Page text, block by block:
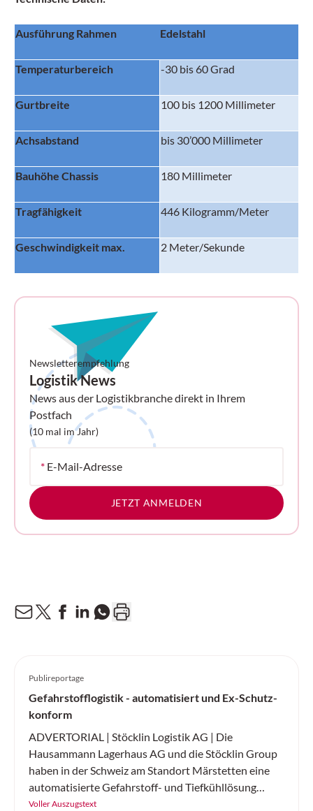
Ausführung Rahmen Edelstahl
Temperaturbereich -30 bis 60 Grad
Gurtbreite 100 bis 1200 Millimeter
Achsabstand bis 30’000 Millimeter
Bauhöhe Chassis 180 Millimeter
Tragfähigkeit 446 Kilogramm/Meter
Geschwindigkeit max. 2 Meter/Sekunde
Newsletterempfehlung
Logistik News
News aus der Logistikbranche direkt in Ihrem
Postfach
(10 mal im Jahr)
* E-Mail-Adresse
JETZT ANMELDEN
Publireportage
Gefahrstofflogistik - automatisiert und Ex-Schutz-
konform
ADVERTORIAL | Stöcklin Logistik AG | Die
Hausammann Lagerhaus AG und die Stöcklin Group
haben in der Schweiz am Standort Märstetten eine
automatisierte Gefahrstoff- und Tiefkühllösung
realisiert.
Voller Auszugstext